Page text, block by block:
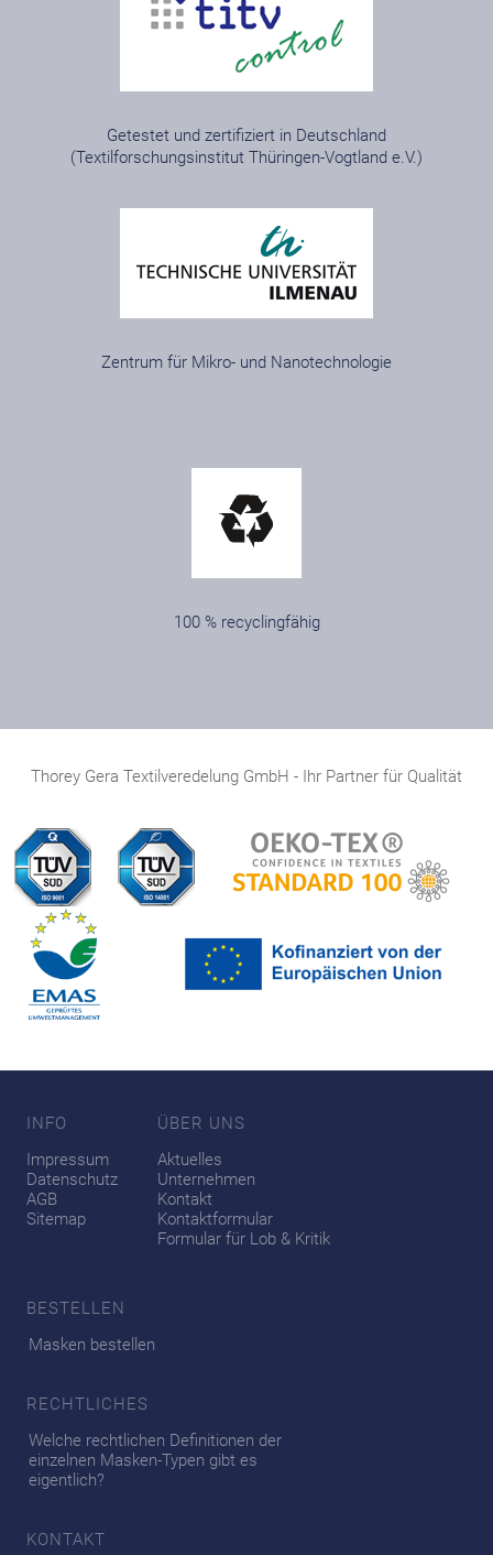
Getestet und zertifiziert in Deutschland
(Textilforschungsinstitut Thüringen-Vogtland e.V.)
Zentrum für Mikro- und Nanotechnologie
100 % recyclingfähig
Thorey Gera Textilveredelung GmbH - Ihr Partner für Qualität
INFO
Impressum
Datenschutz
AGB
Sitemap
ÜBER UNS
Aktuelles
Unternehmen
Kontakt
Kontaktformular
Formular für Lob & Kritik
BESTELLEN
Masken bestellen
RECHTLICHES
Welche rechtlichen Definitionen der
einzelnen Masken-Typen gibt es
eigentlich?
KONTAKT